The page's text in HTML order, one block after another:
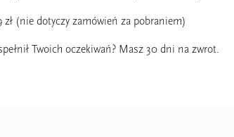
zł (nie dotyczy zamówień za pobraniem)
Twoich oczekiwań? Masz 30 dni na zwrot.